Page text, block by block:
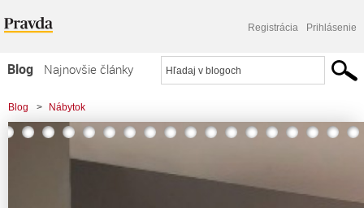
Registrácia Prihlásenie
Blog
Najnovšie články
Najčítanejšie články
Najkomentovanejšie články
Zoznam blogov
Blog > Nábytok
> Prečo je masívny drevený nábytok najlepšou voľbou pre moderné bývanie?